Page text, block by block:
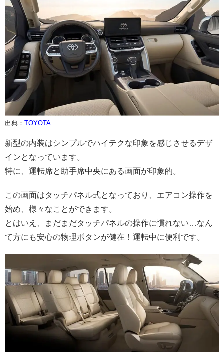
出典： TOYOTA
新型の内装はシンプルでハイテクな印象を感じさせるデザ
インとなっています。
特に、運転席と助手席中央にある画面が印象的。
この画面はタッチパネル式となっており、エアコン操作を
始め、様々なことができます。
とはいえ、まだまだタッチパネルの操作に慣れない…なん
て方にも安心の物理ボタンが健在！運転中に便利です。